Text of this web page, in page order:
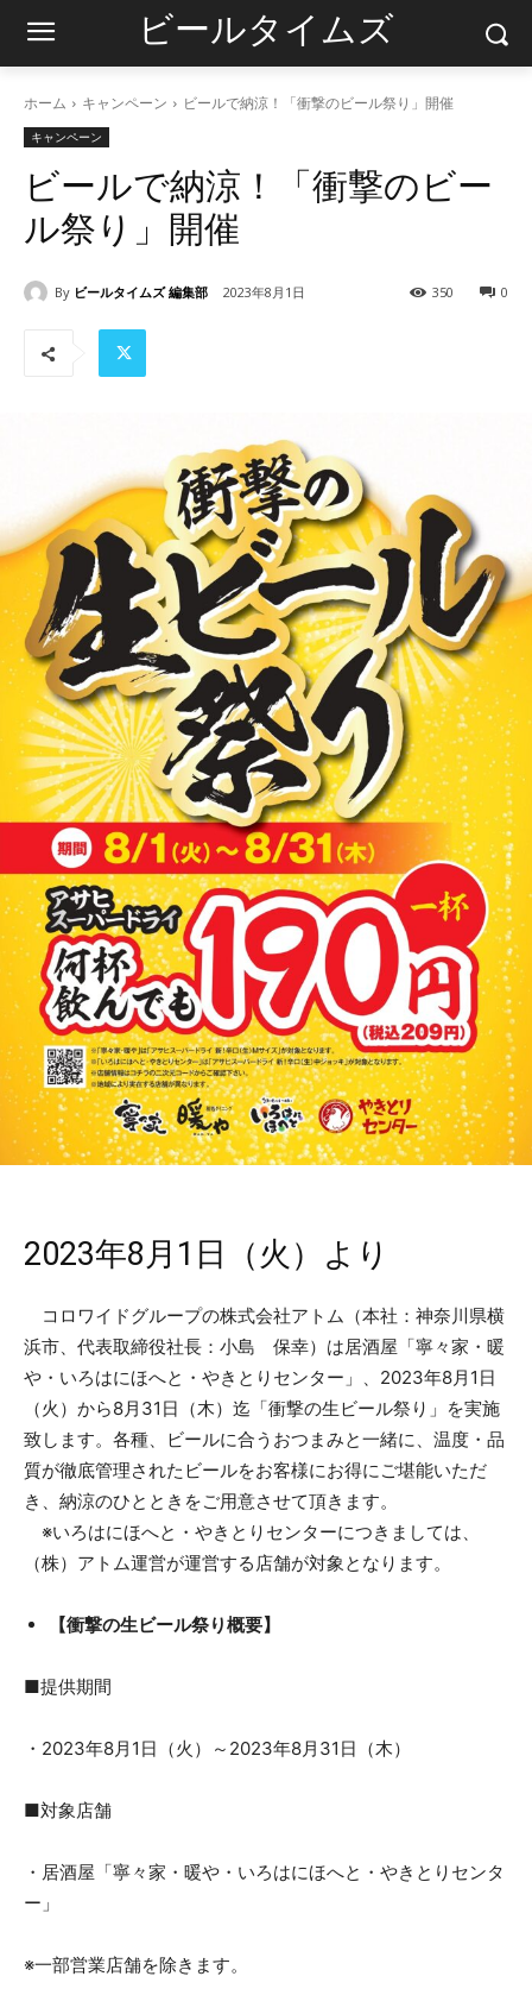
ビールタイムズ
ホーム キャンペーン ビールで納涼！「衝撃のビール祭り」開催
キャンペーン
ビールで納涼！「衝撃のビー
ル祭り」開催
By ビールタイムズ 編集部 2023年8月1日 0
350
2023年8月1日（火）より
コロワイドグループの株式会社アトム（本社：神奈川県横
浜市、代表取締役社長：小島 保幸）は居酒屋「寧々家・暖
や・いろはにほへと・やきとりセンター」、2023年8月1日
（火）から8月31日（木）迄「衝撃の生ビール祭り」を実施
致します。各種、ビールに合うおつまみと一緒に、温度・品
質が徹底管理されたビールをお客様にお得にご堪能いただ
き、納涼のひとときをご用意させて頂きます。
※いろはにほへと・やきとりセンターにつきましては、
（株）アトム運営が運営する店舗が対象となります。
【衝撃の生ビール祭り概要】
■提供期間
・2023年8月1日（火）～2023年8月31日（木）
■対象店舗
・居酒屋「寧々家・暖や・いろはにほへと・やきとりセンタ
ー」
※一部営業店舗を除きます。